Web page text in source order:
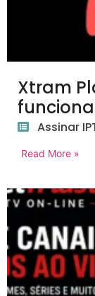
Xtram
funciona
Assinar
Read More »